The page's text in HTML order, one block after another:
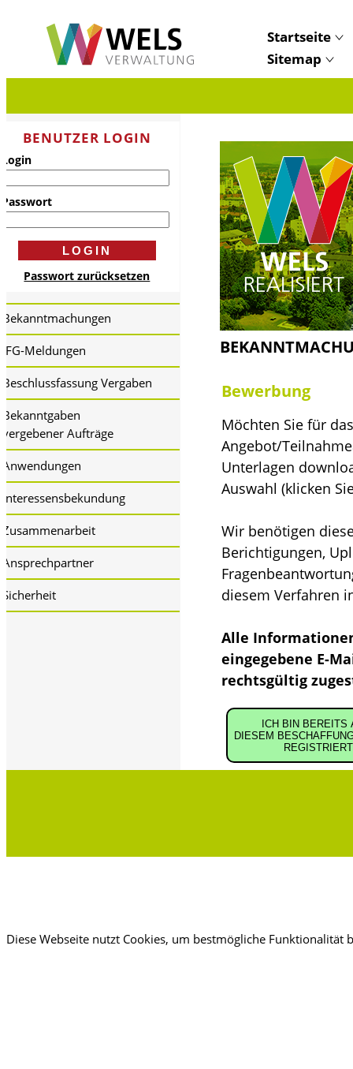
Startseite
Sitemap
BENUTZER LOGIN
Login
Passwort
Passwort zurücksetzen
Bekanntmachungen
IFG-Meldungen
Beschlussfassung Vergaben
Bekanntgaben
vergebener Aufträge
Anwendungen
Interessensbekundung
Zusammenarbeit
Ansprechpartner
Sicherheit
Bewerbung
Möchten Sie für
Angebot/
Unterlagen
Auswahl (klicken
Wir benötigen
Berichtigungen,
diesem Verfahren
Alle
eingegebene E-
rechtsgültig
ICH BIN BEREITS
DIESEM
REGISTRIERT
Diese Webseite nutzt Cookies, um bestmögliche Funktionalität